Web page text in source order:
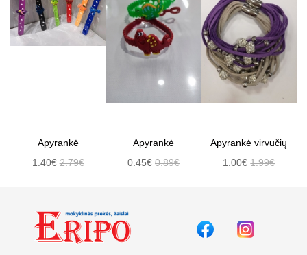
Apyrankė
1.40€2.79€
Apyrankė
0.45€ 0.89€
Apyrankė virvučių
1.00€1.99€